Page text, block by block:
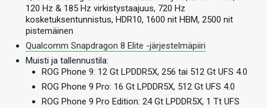
120 Hz & 185 Hz virkistystaajuus, 720 Hz
kosketuksentunnistus, HDR10, 1600 nit HBM, 2500 nit
pistemäinen
Qualcomm Snapdragon 8 Elite -järjestelmäpiiri
Muisti ja tallennustila:
ROG Phone 9: 12 Gt LPDDR5X, 256 tai 512 Gt UFS 4.0
ROG Phone 9 Pro: 16 Gt LPDDR5X, 512 Gt UFS 4.0
ROG Phone 9 Pro Edition: 24 Gt LPDDR5X, 1 Tt UFS